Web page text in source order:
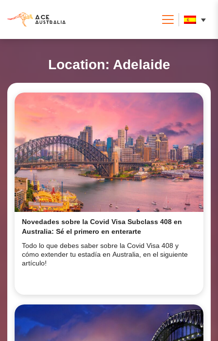
Location: Adelaide
Novedades sobre la Covid Visa Subclass 408 en
Australia: Sé el primero en enterarte
Todo lo que debes saber sobre la Covid Visa 408 y
cómo extender tu estadía en Australia, en el siguiente
artículo!